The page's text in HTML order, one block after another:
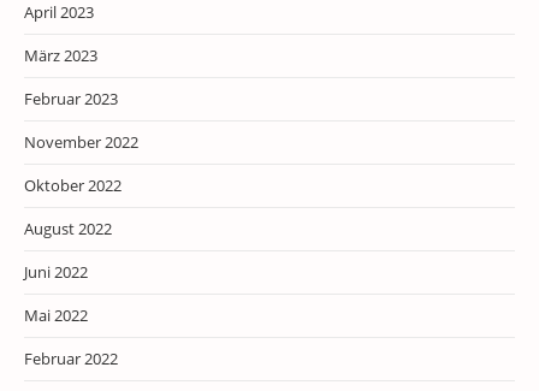
April 2023
März 2023
Februar 2023
November 2022
Oktober 2022
August 2022
Juni 2022
Mai 2022
Februar 2022